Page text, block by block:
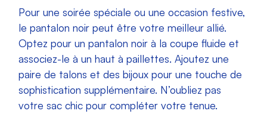
Pour une soirée spéciale ou une occasion festive,
le pantalon noir peut être votre meilleur allié.
Optez pour un pantalon noir à la coupe fluide et
associez-le à un haut à paillettes. Ajoutez une
paire de talons et des bijoux pour une touche de
sophistication supplémentaire. N’oubliez pas
votre sac chic pour compléter votre tenue.